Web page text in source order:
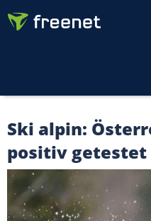
Ski alpin:
positiv getestet